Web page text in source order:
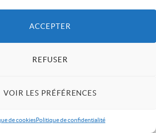
ACCEPTER
REFUSER
VOIR LES PRÉFÉRENCES
de cookiesPolitique de confidentialité